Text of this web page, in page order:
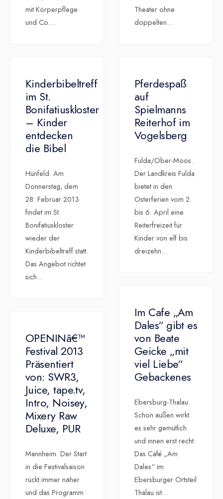
mit Körperpflege
und Co....
Theater ohne
doppelten...
Kinderbibeltreff
im St.
Bonifatiuskloster
– Kinder
entdecken
die Bibel
Hünfeld. Am
Donnerstag, dem
28. Februar 2013
findet im St.
Bonifatiuskloster
wieder der
Kinderbibeltreff statt.
Das Angebot richtet
sich...
Pferdespaß
auf
Spielmanns
Reiterhof im
Vogelsberg
Fulda/Ober-Moos.
Der Landkreis Fulda
bietet in den
Osterferien vom 2.
bis 6. April eine
Reiterfreizeit für
Kinder von elf bis
dreizehn...
Im Cafe „Am
Dales“ gibt es
von Beate
Geicke „mit
viel Liebe“
Gebackenes
Ebersburg-Thalau.
Schon außen wirkt
es sehr gemütlich
und innen erst recht:
Das Café „Am
Dales“ im
Ebersburger Ortsteil
Thalau ist...
OPENINâ€™
Festival 2013
Präsentiert
von: SWR3,
Juice, tape.tv,
Intro, Noisey,
Mixery Raw
Deluxe, PUR
Mannheim. Der Start
in die Festivalsaison
rückt immer näher
und das Programm